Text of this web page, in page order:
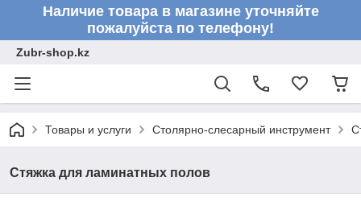
Наличие товара в магазине уточняйте
пожалуйста по телефону!
Zubr-shop.kz
Товары и услуги Столярно-слесарный инструмент
Стяжка для ламинатных полов